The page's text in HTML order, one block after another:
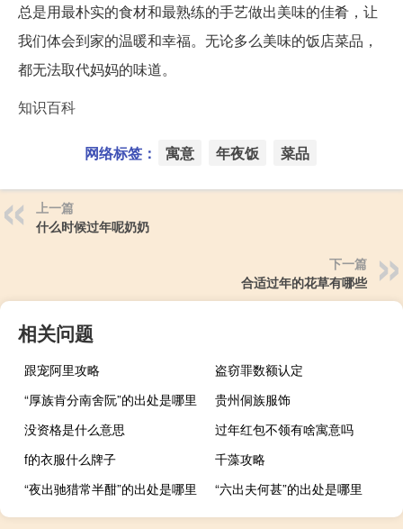
总是用最朴实的食材和最熟练的手艺做出美味的佳肴，让
我们体会到家的温暖和幸福。无论多么美味的饭店菜品，
都无法取代妈妈的味道。
知识百科
网络标签： 寓意 年夜饭 菜品
上一篇
什么时候过年呢奶奶
下一篇
合适过年的花草有哪些
相关问题
跟宠阿里攻略
盗窃罪数额认定
“厚族肯分南舍阮”的出处是哪里
贵州侗族服饰
没资格是什么意思
过年红包不领有啥寓意吗
f的衣服什么牌子
千藻攻略
“夜出驰猎常半酣”的出处是哪里
“六出夫何甚”的出处是哪里